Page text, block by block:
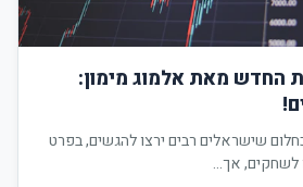
החדש מאת אלמוג מימון:
שישראלים רבים ירצו להגשים, בפרט
לשחקים, אך…